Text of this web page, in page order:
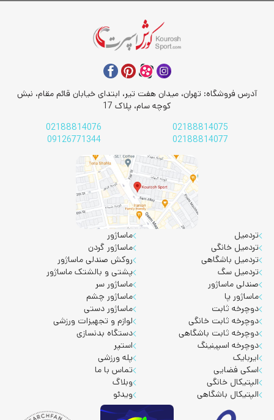
آدرس فروشگاه: تهران، میدان هفت تیر، ابتدای خیابان قائم مقام، نبش
کوچه سام، پلاک 17
02188814075
02188814076
02188814077
09126771344
تردمیل
تردمیل خانگی
تردمیل باشگاهی
تردمیل سگ
صندلی ماساژور
ماساژور پا
دوچرخه ثابت
دوچرخه ثابت خانگی
دوچرخه ثابت باشگاهی
دوچرخه اسپینینگ
ایربایک
اسکی فضایی
الپتیکال خانگی
الپتیکال باشگاهی
ماساژور
ماساژور گردن
روکش صندلی ماساژور
پشتی و بالشتک ماساژور
ماساژور سر
ماساژور چشم
ماساژور دستی
لوازم و تجهیزات ورزشی
دستگاه بدنسازی
استپر
پله ورزشی
تماس با ما
وبلاگ
ویدئو